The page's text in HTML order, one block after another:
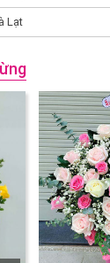
Lạt